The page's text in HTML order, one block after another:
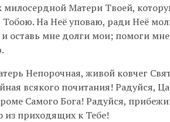
милосердной Матери Твоей,
На Неё уповаю, ради Неё
и оставь мне долги мои; помоги
Непорочная, живой ковчег
всякого почитания! Радуйся,
Самого Бога! Радуйся,
из приходящих к Тебе!